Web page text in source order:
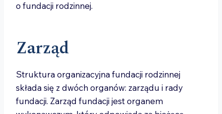
o fundacji rodzinnej.
Zarząd
Struktura organizacyjna fundacji rodzinnej
składa się z dwóch organów: zarządu i rady
fundacji. Zarząd fundacji jest organem